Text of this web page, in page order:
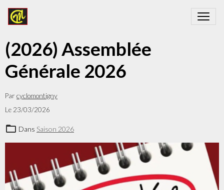
(2026) Assemblée
Générale 2026
Par cyclomontigny
Le 23/03/2026
Dans Saison 2026